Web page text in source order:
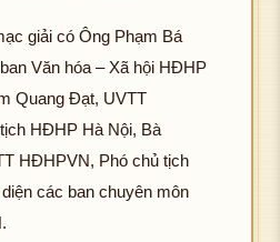
giải có Ông Phạm Bá
Văn hóa – Xã hội HĐHP
Quang Đạt, UVTT
HĐHP Hà Nội, Bà
HĐHPVN, Phó chủ tịch
các ban chuyên môn